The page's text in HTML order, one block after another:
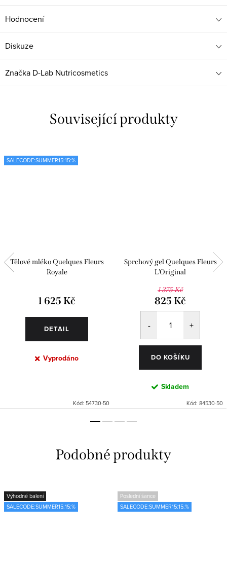
Hodnocení
Diskuze
Značka D-Lab Nutricosmetics
Související produkty
SALECODE:SUMMER15:15:%
Tělové mléko Quelques Fleurs
Royale
1 625 Kč
DETAIL
Vyprodáno
Kód: 54730-50
Sprchový gel Quelques Fleurs
L'Original
1 375 Kč
825 Kč
DO KOŠÍKU
Skladem
Kód: 84530-50
Výhodné balení
SALECODE:SUMMER15:15:%
Poslední šance
SALECODE:SUMMER15:15:%